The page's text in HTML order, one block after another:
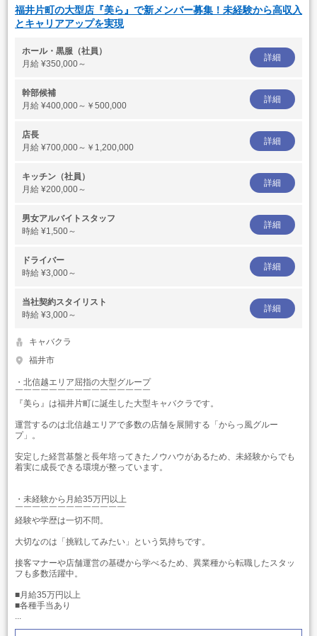
福井片町の大型店『美ら』で新メンバー募集！未経験から高収入
とキャリアアップを実現
ホール・黒服（社員）
月給 ¥350,000～
詳細
幹部候補
月給 ¥400,000～￥500,000
詳細
店長
月給 ¥700,000～￥1,200,000
詳細
キッチン（社員）
月給 ¥200,000～
詳細
男女アルバイトスタッフ
時給 ¥1,500～
詳細
ドライバー
時給 ¥3,000～
詳細
当社契約スタイリスト
時給 ¥3,000～
詳細
キャバクラ
福井市
・北信越エリア屈指の大型グループ
￣￣￣￣￣￣￣￣￣￣￣￣￣￣￣￣
『美ら』は福井片町に誕生した大型キャバクラです。
運営するのは北信越エリアで多数の店舗を展開する「からっ風グルー
プ」。
安定した経営基盤と長年培ってきたノウハウがあるため、未経験からでも
着実に成長できる環境が整っています。
・未経験から月給35万円以上
￣￣￣￣￣￣￣￣￣￣￣￣￣
経験や学歴は一切不問。
大切なのは「挑戦してみたい」という気持ちです。
接客マナーや店舗運営の基礎から学べるため、異業種から転職したスタッ
フも多数活躍中。
■月給35万円以上
■各種手当あり
...